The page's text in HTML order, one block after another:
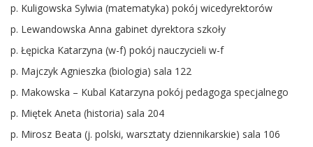
p. Kuligowska Sylwia (matematyka) pokój wicedyrektorów
p. Lewandowska Anna gabinet dyrektora szkoły
p. Łępicka Katarzyna (w-f) pokój nauczycieli w-f
p. Majczyk Agnieszka (biologia) sala 122
p. Makowska – Kubal Katarzyna pokój pedagoga specjalnego
p. Miętek Aneta (historia) sala 204
p. Mirosz Beata (j. polski, warsztaty dziennikarskie) sala 106